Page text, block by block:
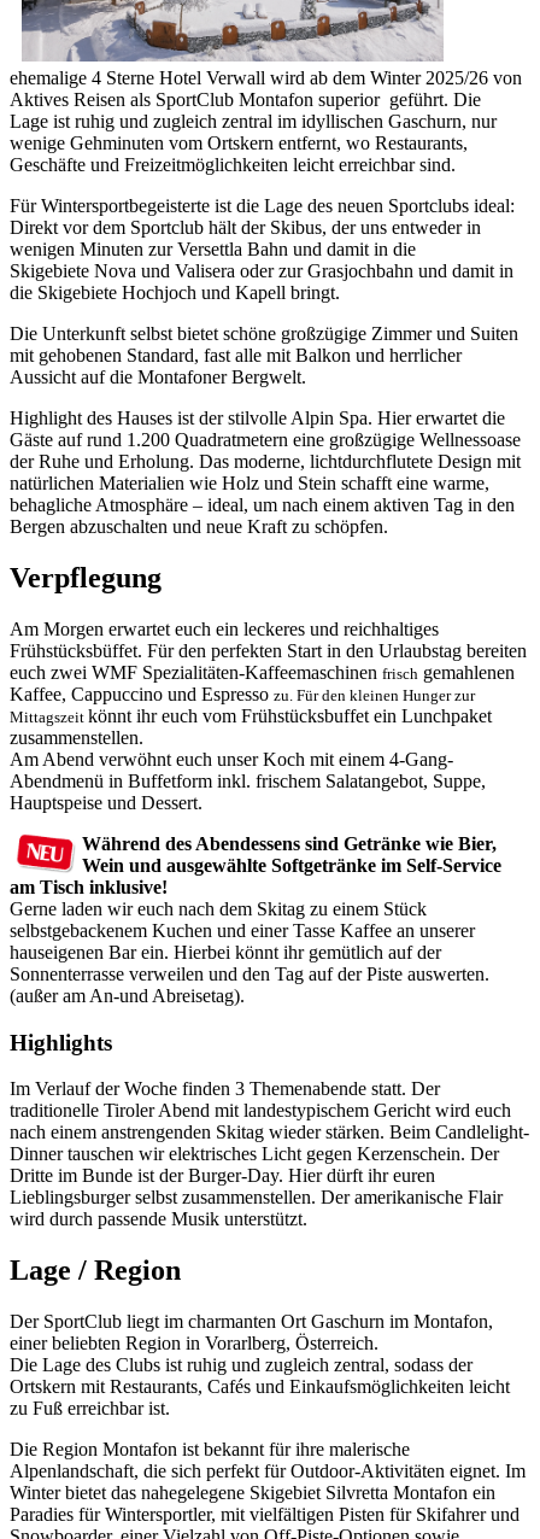
ehemalige 4 Sterne Hotel Verwall wird ab dem Winter 2025/26 von
Aktives Reisen als SportClub Montafon superior geführt. Die
Lage ist ruhig und zugleich zentral im idyllischen Gaschurn, nur
wenige Gehminuten vom Ortskern entfernt, wo Restaurants,
Geschäfte und Freizeitmöglichkeiten leicht erreichbar sind.
Für Wintersportbegeisterte ist die Lage des neuen Sportclubs ideal:
Direkt vor dem Sportclub hält der Skibus, der uns entweder in
wenigen Minuten zur Versettla Bahn und damit in die
Skigebiete Nova und Valisera oder zur Grasjochbahn und damit in
die Skigebiete Hochjoch und Kapell bringt.
Die Unterkunft selbst bietet schöne großzügige Zimmer und Suiten
mit gehobenen Standard, fast alle mit Balkon und herrlicher
Aussicht auf die Montafoner Bergwelt.
Highlight des Hauses ist der stilvolle Alpin Spa. Hier erwartet die
Gäste auf rund 1.200 Quadratmetern eine großzügige Wellnessoase
der Ruhe und Erholung. Das moderne, lichtdurchflutete Design mit
natürlichen Materialien wie Holz und Stein schafft eine warme,
behagliche Atmosphäre – ideal, um nach einem aktiven Tag in den
Bergen abzuschalten und neue Kraft zu schöpfen.
Verpflegung
Am Morgen erwartet euch ein leckeres und reichhaltiges
Frühstücksbüffet. Für den perfekten Start in den Urlaubstag bereiten
euch zwei WMF Spezialitäten-Kaffeemaschinen frisch gemahlenen
Kaffee, Cappuccino und Espresso zu. Für den kleinen Hunger zur
Mittagszeit könnt ihr euch vom Frühstücksbuffet ein Lunchpaket
zusammenstellen.
Am Abend verwöhnt euch unser Koch mit einem 4-Gang-
Abendmenü in Buffetform inkl. frischem Salatangebot, Suppe,
Hauptspeise und Dessert.
Während des Abendessens sind Getränke wie Bier,
Wein und ausgewählte Softgetränke im Self-Service
am Tisch inklusive!
Gerne laden wir euch nach dem Skitag zu einem Stück
selbstgebackenem Kuchen und einer Tasse Kaffee an unserer
hauseigenen Bar ein. Hierbei könnt ihr gemütlich auf der
Sonnenterrasse verweilen und den Tag auf der Piste auswerten.
(außer am An-und Abreisetag).
Highlights
Im Verlauf der Woche finden 3 Themenabende statt. Der
traditionelle Tiroler Abend mit landestypischem Gericht wird euch
nach einem anstrengenden Skitag wieder stärken. Beim Candlelight-
Dinner tauschen wir elektrisches Licht gegen Kerzenschein. Der
Dritte im Bunde ist der Burger-Day. Hier dürft ihr euren
Lieblingsburger selbst zusammenstellen. Der amerikanische Flair
wird durch passende Musik unterstützt.
Lage / Region
Der SportClub liegt im charmanten Ort Gaschurn im Montafon,
einer beliebten Region in Vorarlberg, Österreich.
Die Lage des Clubs ist ruhig und zugleich zentral, sodass der
Ortskern mit Restaurants, Cafés und Einkaufsmöglichkeiten leicht
zu Fuß erreichbar ist.
Die Region Montafon ist bekannt für ihre malerische
Alpenlandschaft, die sich perfekt für Outdoor-Aktivitäten eignet. Im
Winter bietet das nahegelegene Skigebiet Silvretta Montafon ein
Paradies für Wintersportler, mit vielfältigen Pisten für Skifahrer und